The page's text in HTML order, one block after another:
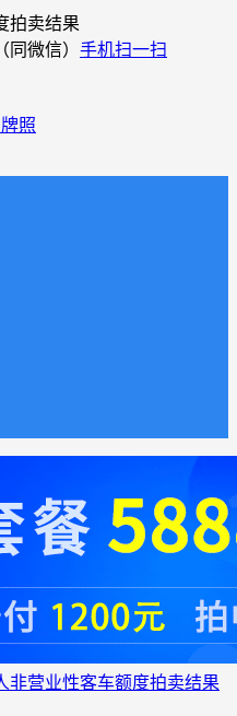
拍卖结果
（同微信） 手机扫一扫
照
非营业性客车额度拍卖结果